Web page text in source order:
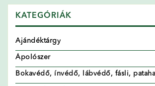
KATEGÓRIÁK
Ajándéktárgy
Ápolószer
Bokavédő, ínvédő, lábvédő, fásli,